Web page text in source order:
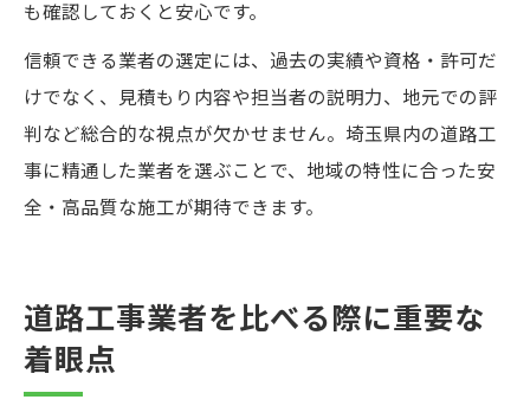
も確認しておくと安心です。
信頼できる業者の選定には、過去の実績や資格・許可だ
けでなく、見積もり内容や担当者の説明力、地元での評
判など総合的な視点が欠かせません。埼玉県内の道路工
事に精通した業者を選ぶことで、地域の特性に合った安
全・高品質な施工が期待できます。
道路工事業者を比べる際に重要な
着眼点